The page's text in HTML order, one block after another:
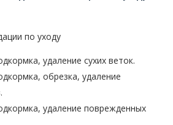
по уходу
удаление сухих веток.
обрезка, удаление
удаление поврежденных